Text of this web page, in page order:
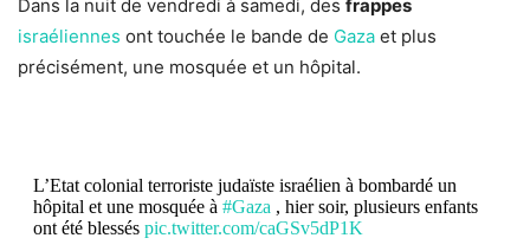
Dans la nuit de vendredi à samedi, des frappes
israéliennes ont touchée le bande de Gaza et plus
précisément, une mosquée et un hôpital.
L’Etat colonial terroriste judaïste israélien à bombardé un
hôpital et une mosquée à #Gaza , hier soir, plusieurs enfants
ont été blessés pic.twitter.com/caGSv5dP1K